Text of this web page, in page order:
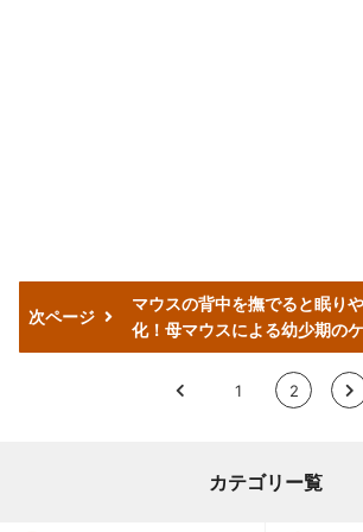
次ページ
マウスの背中を撫でると眠り
化！母マウスによる幼少期の
< 1 2 >
カテゴリー覧